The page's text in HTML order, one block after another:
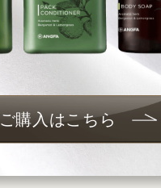
ご購入はこちら